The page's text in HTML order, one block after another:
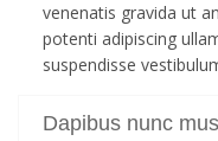
venenatis gravida ut
potenti adipiscing
suspendisse
Dapibus nunc